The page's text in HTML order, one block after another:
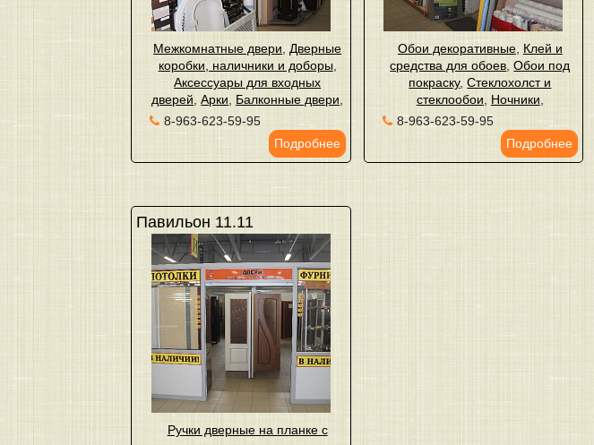
Межкомнатные двери
Дверные
коробки, наличники и доборы,
Аксессуары для входных
дверей ,Арки Балконные двери
8-963-623-59-95
Подробнее
Обои декоративные, Клей и
средства для обоев ,Обои под
покраску,Стеклохолст и
стеклообои
Ночники
8-963-623-59-95
Подробнее
Павильон 11.11
Ручки дверные на планке с